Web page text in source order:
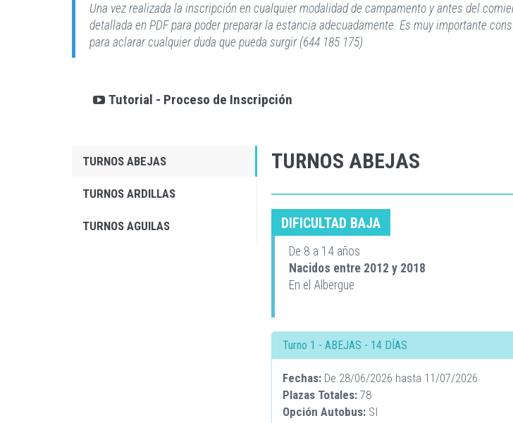
Una vez realizada la inscripción en cualquier modalidad de campamento y antes del
detallada en PDF para poder preparar la estancia adecuadamente. Es muy importante
para aclarar cualquier duda que pueda surgir (644 185 175)
Tutorial - Proceso de Inscripción
TURNOS ABEJAS
TURNOS ARDILLAS
TURNOS AGUILAS
TURNOS ABEJAS
DIFICULTAD BAJA
De 8 a 14 años
Nacidos entre 2012 y 2018
En el Albergue
Turno 1 - ABEJAS - 14 DÍAS
Fechas: De 28/06/2026 hasta 11/07/2026
Plazas Totales: 78
Opción Autobus: SI